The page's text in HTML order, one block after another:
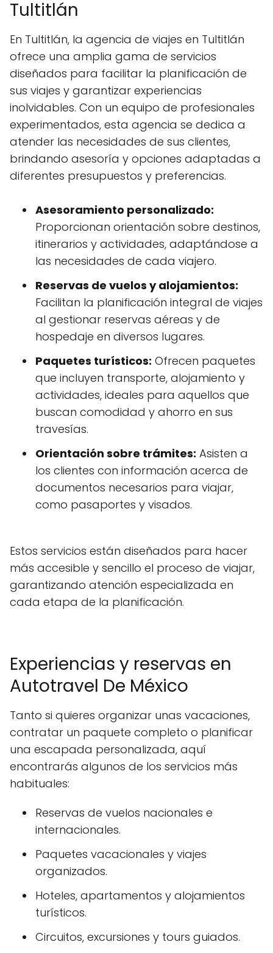
Tultitlán
En Tultitlán, la agencia de viajes en Tultitlán
ofrece una amplia gama de servicios
diseñados para facilitar la planificación de
sus viajes y garantizar experiencias
inolvidables. Con un equipo de profesionales
experimentados, esta agencia se dedica a
atender las necesidades de sus clientes,
brindando asesoría y opciones adaptadas a
diferentes presupuestos y preferencias.
Asesoramiento personalizado:
Proporcionan orientación sobre destinos,
itinerarios y actividades, adaptándose a
las necesidades de cada viajero.
Reservas de vuelos y alojamientos:
Facilitan la planificación integral de viajes
al gestionar reservas aéreas y de
hospedaje en diversos lugares.
Paquetes turísticos: Ofrecen paquetes
que incluyen transporte, alojamiento y
actividades, ideales para aquellos que
buscan comodidad y ahorro en sus
travesías.
Orientación sobre trámites: Asisten a
los clientes con información acerca de
documentos necesarios para viajar,
como pasaportes y visados.
Estos servicios están diseñados para hacer
más accesible y sencillo el proceso de viajar,
garantizando atención especializada en
cada etapa de la planificación.
Experiencias y reservas en
Autotravel De México
Tanto si quieres organizar unas vacaciones,
contratar un paquete completo o planificar
una escapada personalizada, aquí
encontrarás algunos de los servicios más
habituales:
Reservas de vuelos nacionales e
internacionales.
Paquetes vacacionales y viajes
organizados.
Hoteles, apartamentos y alojamientos
turísticos.
Circuitos, excursiones y tours guiados.